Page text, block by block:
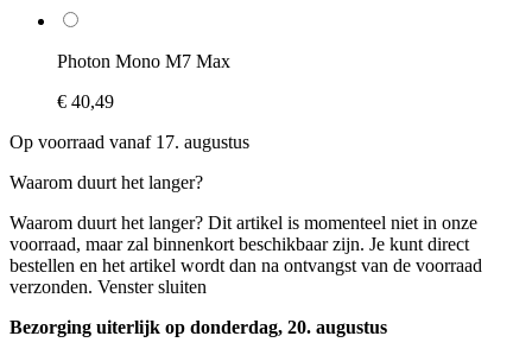
Photon Mono M7 Max
€ 40,49
Op voorraad vanaf 17. augustus
Waarom duurt het langer?
Waarom duurt het langer? Dit artikel is momenteel niet in onze
voorraad, maar zal binnenkort beschikbaar zijn. Je kunt direct
bestellen en het artikel wordt dan na ontvangst van de voorraad
verzonden. Venster sluiten
Bezorging uiterlijk op donderdag, 20. augustus